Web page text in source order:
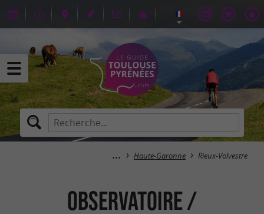
Haute-Garonne Rieux-Volvestre
Observatoire /